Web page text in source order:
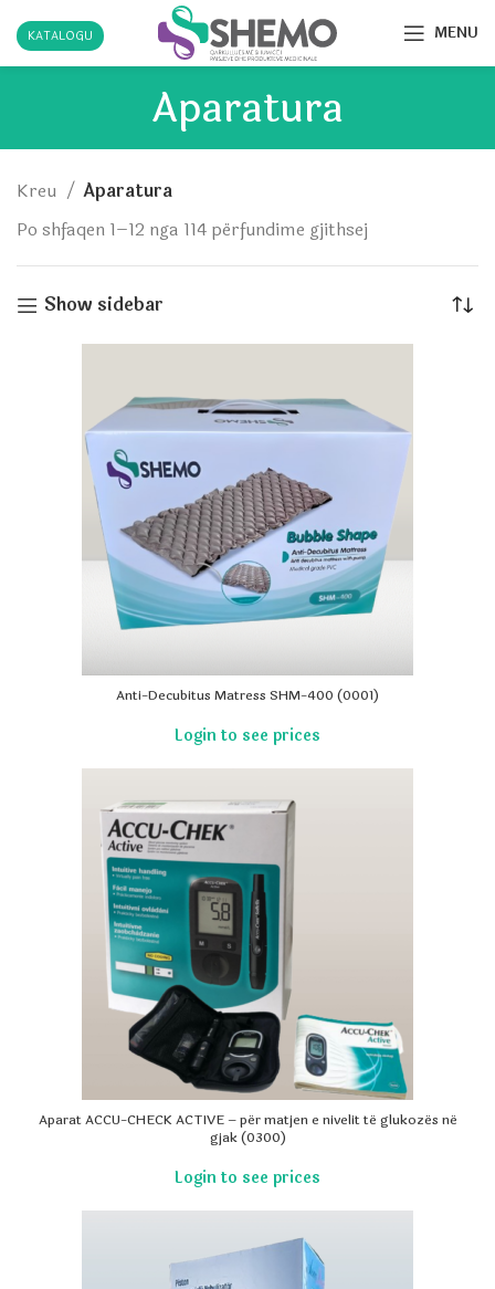
KATALOGU MENU
Aparatura
Kreu
Aparatura
Po shfaqen 1–12 nga 114 përfundime gjithsej
Show sidebar
Anti-Decubitus Matress SHM-400 (0001)
Aparat ACCU-CHECK ACTIVE – për matjen e nivelit të glukozës në
gjak (0300)